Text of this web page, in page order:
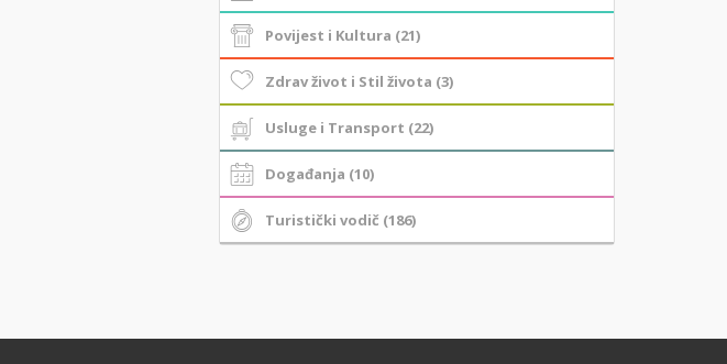
Povijest i Kultura (21)
Zdrav život i Stil života (3)
Usluge i Transport (22)
Događanja (10)
Turistički vodič (186)